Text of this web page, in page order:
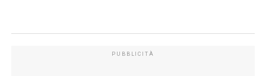
PUBBLICITÀ